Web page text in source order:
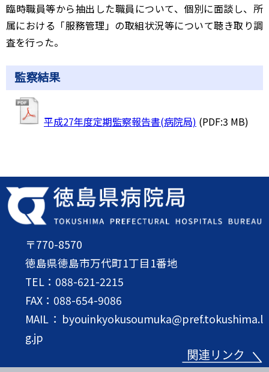
臨時職員等から抽出した職員について、個別に面談し、所
属における「服務管理」の取組状況等について聴き取り調
査を行った。
監察結果
平成27年度定期監察報告書(病院局) (PDF:3 MB)
〒770-8570
徳島県徳島市万代町1丁目1番地
TEL：088-621-2215
FAX：088-654-9086
MAIL：byouinkyokusoumuka@pref.tokushima.l
g.jp